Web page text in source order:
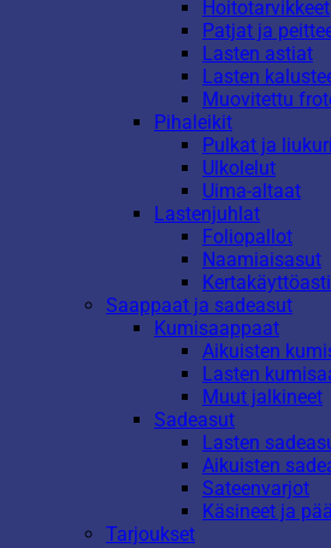
Hoitotarvikkeet
Patjat ja
Lasten astiat
Lasten
Muovitettu
Pihaleikit
Pulkat ja
Ulkolelut
Uima-altaat
Lastenjuhlat
Foliopallot
Naamiaisasut
Saappaat ja sadeasut
Kumisaappaat
Aikuisten
Lasten
Muut jalkineet
Sadeasut
Lasten
Aikuisten
Sateenvarjot
Käsineet ja
Tarjoukset